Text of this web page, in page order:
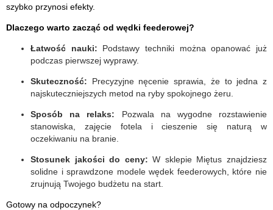
szybko przynosi efekty.
Dlaczego warto zacząć od wędki feederowej?
Łatwość nauki: Podstawy techniki można opanować już
podczas pierwszej wyprawy.
Skuteczność: Precyzyjne nęcenie sprawia, że to jedna z
najskuteczniejszych metod na ryby spokojnego żeru.
Sposób na relaks: Pozwala na wygodne rozstawienie
stanowiska, zajęcie fotela i cieszenie się naturą w
oczekiwaniu na branie.
Stosunek jakości do ceny: W sklepie Miętus znajdziesz
solidne i sprawdzone modele wędek feederowych, które nie
zrujnują Twojego budżetu na start.
Gotowy na odpoczynek?